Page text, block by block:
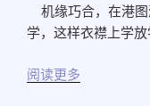
机缘巧合，在港
学，这样衣襟上学
阅读更多